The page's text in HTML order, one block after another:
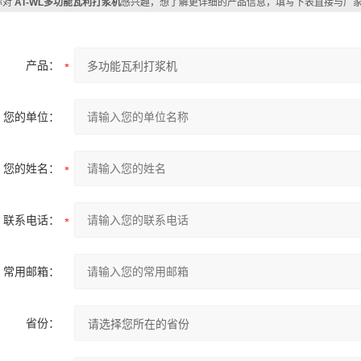
AT-WL多功能瓦利打浆机感兴趣，想了解更详细的产品信息，填写下表直接与厂
产品：
您的单位：
您的姓名：
联系电话：
常用邮箱：
省份：